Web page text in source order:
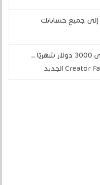
إلى جميع حساباتك
فيسبوك سيدفع لك ما يصل إلى 3000 دولار شهريًا ..